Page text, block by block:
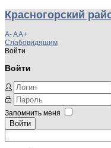
Красногорский
A-AA+
Слабовидящим
Войти
Войти
Запомнить меня
Войти